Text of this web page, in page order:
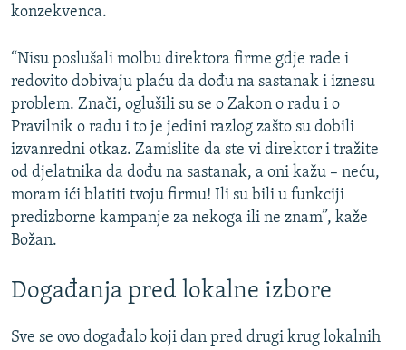
konzekvenca.
“Nisu poslušali molbu direktora firme gdje rade i
redovito dobivaju plaću da dođu na sastanak i iznesu
problem. Znači, oglušili su se o Zakon o radu i o
Pravilnik o radu i to je jedini razlog zašto su dobili
izvanredni otkaz. Zamislite da ste vi direktor i tražite
od djelatnika da dođu na sastanak, a oni kažu – neću,
moram ići blatiti tvoju firmu! Ili su bili u funkciji
predizborne kampanje za nekoga ili ne znam”, kaže
Božan.
Događanja pred lokalne izbore
Sve se ovo događalo koji dan pred drugi krug lokalnih